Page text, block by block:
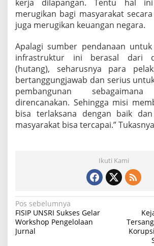
kerja dilapangan. Tentu hal
merugikan bagi masyarakat
juga merugikan keuangan negara.
Apalagi sumber pendanaan
infrastruktur ini berasal dari
(hutang), seharusnya para
bertanggungjawab dan serius
pembangunan
direncanakan. Sehingga misi
bisa terlaksana dengan baik dan
masyarakat bisa tercapai.”
Ikuti Kami
N
a
v
Pos sebelumnya
FISIP UNSRI Sukses Gelar
Workshop Pengelolaan
Jurnal